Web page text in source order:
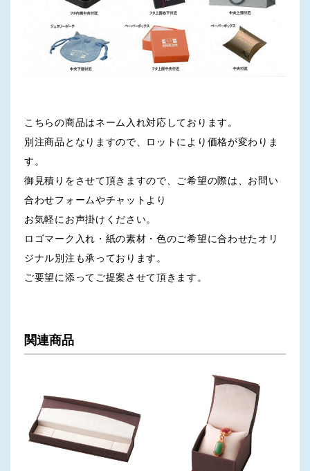
こちらの商品はネーム入れ対応しております。
別注商品となりますので、ロットにより価格が変わりま
す。
御見積りをさせて頂きますので、ご希望の際は、お問い
合わせフォームやチャットより
お気軽にお声掛けください。
ロゴマーク入れ・紙の素材・色のご希望に合わせたオリ
ジナル別注も承っております。
ご要望に添ってご提案させて頂きます。
関連商品